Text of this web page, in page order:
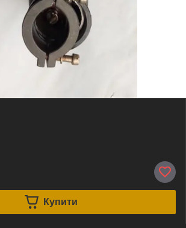
Купити